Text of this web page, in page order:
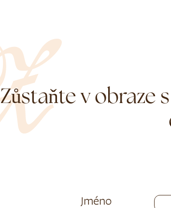
Zůstaňte v obraze
Jméno